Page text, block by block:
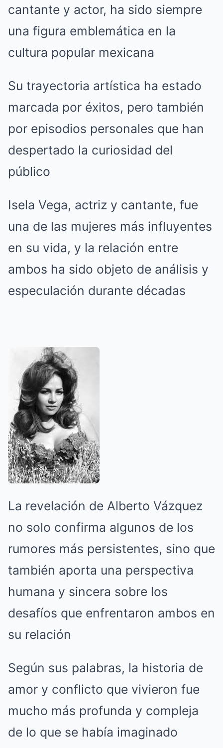
cantante y actor, ha sido siempre
una figura emblemática en la
cultura popular mexicana
Su trayectoria artística ha estado
marcada por éxitos, pero también
por episodios personales que han
despertado la curiosidad del
público
Isela Vega, actriz y cantante, fue
una de las mujeres más influyentes
en su vida, y la relación entre
ambos ha sido objeto de análisis y
especulación durante décadas
La revelación de Alberto Vázquez
no solo confirma algunos de los
rumores más persistentes, sino que
también aporta una perspectiva
humana y sincera sobre los
desafíos que enfrentaron ambos en
su relación
Según sus palabras, la historia de
amor y conflicto que vivieron fue
mucho más profunda y compleja
de lo que se había imaginado